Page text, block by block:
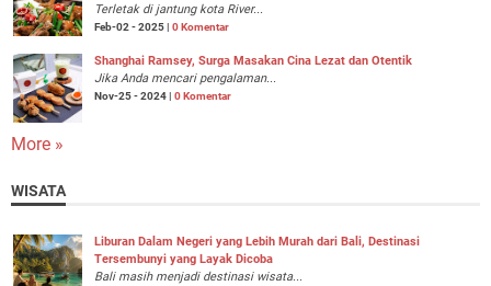
Terletak di jantung kota River...
Feb-02 - 2025 | 0 Komentar
Shanghai Ramsey, Surga Masakan Cina Lezat dan Otentik
Jika Anda mencari pengalaman...
Nov-25 - 2024 | 0 Komentar
More »
WISATA
Liburan Dalam Negeri yang Lebih Murah dari Bali, Destinasi
Tersembunyi yang Layak Dicoba
Bali masih menjadi destinasi wisata...